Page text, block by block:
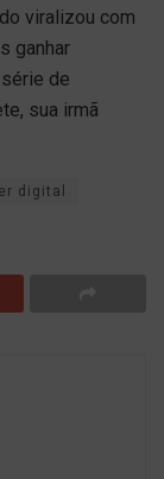
viralizou com
ganhar
de
sua irmã
digital